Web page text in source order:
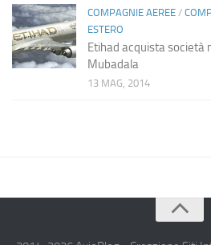
COMPAGNIE AEREE /
ESTERO
Etihad acquista società
Mubadala
13 MAG, 2014